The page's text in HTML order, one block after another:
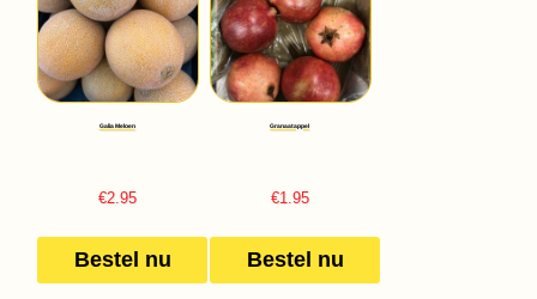
Galia Meloen
€2.95
Bestel nu
Granaatappel
€1.95
Bestel nu